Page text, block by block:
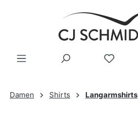
Zum Hauptinhalt springen
Damen Shirts Langarmshirts